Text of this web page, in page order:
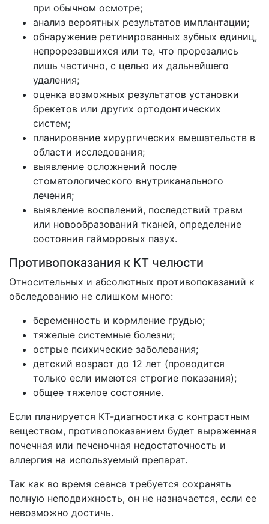
при обычном осмотре;
анализ вероятных результатов имплантации;
обнаружение ретинированных зубных единиц,
непрорезавшихся или те, что прорезались
лишь частично, с целью их дальнейшего
удаления;
оценка возможных результатов установки
брекетов или других ортодонтических
систем;
планирование хирургических вмешательств в
области исследования;
выявление осложнений после
стоматологического внутриканального
лечения;
выявление воспалений, последствий травм
или новообразований тканей, определение
состояния гайморовых пазух.
Противопоказания к КТ челюсти
Относительных и абсолютных противопоказаний к
обследованию не слишком много:
беременность и кормление грудью;
тяжелые системные болезни;
острые психические заболевания;
детский возраст до 12 лет (проводится
только если имеются строгие показания);
общее тяжелое состояние.
Если планируется КТ-диагностика с контрастным
веществом, противопоказанием будет выраженная
почечная или печеночная недостаточность и
аллергия на используемый препарат.
Так как во время сеанса требуется сохранять
полную неподвижность, он не назначается, если ее
невозможно достичь.